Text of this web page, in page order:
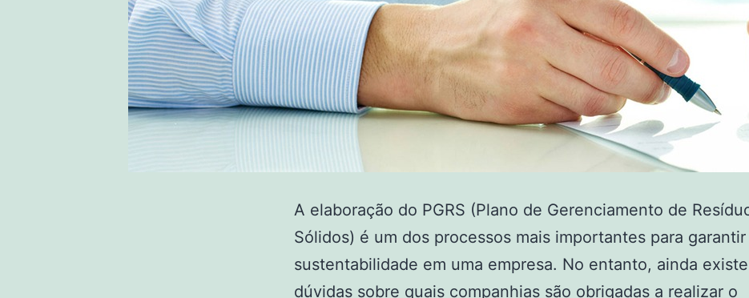
A elaboração do PGRS (Plano de Gerenciamento de
Sólidos) é um dos processos mais importantes para garantir
sustentabilidade em uma empresa. No entanto, ainda
dúvidas sobre quais companhias são obrigadas a realizar o